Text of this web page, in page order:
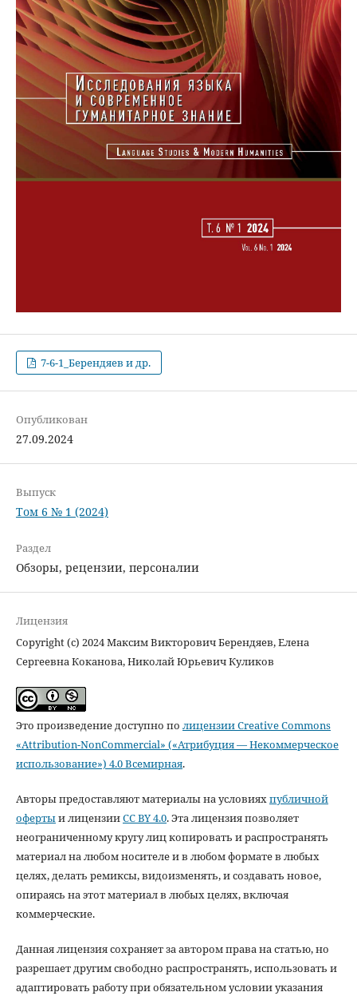
7-6-1_Берендяев и др.
Опубликован
27.09.2024
Выпуск
Том 6 № 1 (2024)
Раздел
Обзоры, рецензии, персоналии
Лицензия
Copyright (c) 2024 Максим Викторович Берендяев, Елена
Сергеевна Коканова, Николай Юрьевич Куликов
Это произведение доступно по лицензии Creative Commons
«Attribution-NonCommercial» («Атрибуция — Некоммерческое
использование») 4.0 Всемирная.
Авторы предоставляют материалы на условияхпубличной
офертыи лицензииCC BY 4.0. Эта лицензия позволяет
неограниченному кругу лиц копировать и распространять
материал на любом носителе и в любом формате в любых
целях, делать ремиксы, видоизменять, и создавать новое,
опираясь на этот материал в любых целях, включая
коммерческие.
Данная лицензия сохраняет за автором права на статью, но
разрешает другим свободно распространять, использовать и
адаптировать работу при обязательном условии указания